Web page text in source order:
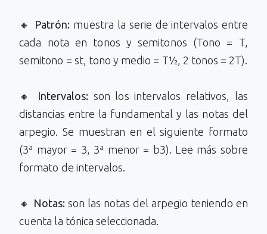
🔸 Patrón:muestra la serie de intervalos entre
cada nota en tonos y semitonos (Tono = T,
semitono = st, tono y medio = T½, 2 tonos = 2T).
🔸 Intervalos: son los intervalos relativos, las
distancias entre la fundamental y las notas del
arpegio. Se muestran en el siguiente formato
(3ª mayor = 3, 3ª menor = b3). Lee más sobre
formato de intervalos.
🔸 Notas: son las notas del arpegio teniendo en
cuenta la tónica seleccionada.